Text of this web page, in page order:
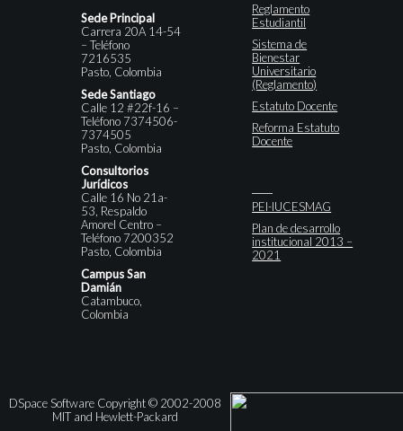
Sede Principal
Carrera 20A 14-54
– Teléfono
7216535
Pasto, Colombia
Sede Santiago
Calle 12 #22f-16 –
Teléfono 7374506-
7374505
Pasto, Colombia
Consultorios
Jurídicos
Calle 16 No 21a-
53, Respaldo
Amorel Centro –
Teléfono 7200352
Pasto, Colombia
Campus San
Damián
Catambuco,
Colombia
Reglamento
Estudiantil
Sistema de
Bienestar
Universitario
(Reglamento)
Estatuto Docente
Reforma Estatuto
Docente
PEI-IUCESMAG
Plan de desarrollo
institucional 2013 –
2021
DSpace Software Copyright © 2002-2008
MIT and Hewlett-Packard